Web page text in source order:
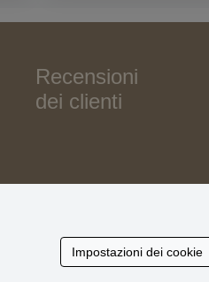
Recensioni
dei clienti
Impostazioni dei cookie